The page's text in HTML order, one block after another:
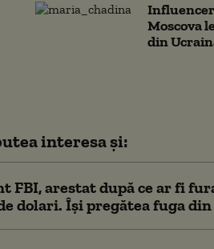
Moscova
din
interesa și:
FBI, arestat după ce ar fi
dolari. Își pregătea fuga din